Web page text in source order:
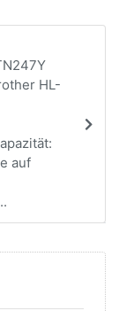
HL-
auf